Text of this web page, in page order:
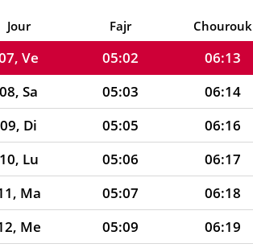
Jour Fajr Chourouk
06, Je
05:00 06:12
Ve
05:02 06:13
08, Sa
05:03 06:14
09, Di
05:05 06:16
10, Lu
05:06 06:17
Ma
05:07 06:18
Me
05:09 06:19